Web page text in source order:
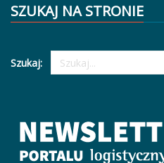
SZUKAJ NA STRONIE
Szukaj: